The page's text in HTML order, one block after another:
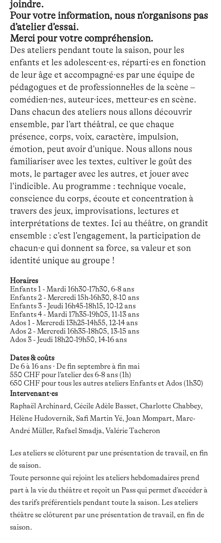
joindre.
Pour votre information, nous n’organisons pas
d’atelier d’essai.
Merci pour votre compréhension.
Des ateliers pendant toute la saison, pour les
enfants et les adolescent·es, réparti·es en fonction
de leur âge et accompagné·es par une équipe de
pédagogues et de professionnel·les de la scène –
comédien·nes, auteur·ices, metteur·es en scène.
Dans chacun des ateliers nous allons découvrir
ensemble, par l’art théâtral, ce que chaque
présence, corps, voix, caractère, impulsion,
émotion, peut avoir d’unique. Nous allons nous
familiariser avec les textes, cultiver le goût des
mots, le partager avec les autres, et jouer avec
l’indicible. Au programme : technique vocale,
conscience du corps, écoute et concentration à
travers des jeux, improvisations, lectures et
interprétations de textes. Ici au théâtre, on grandit
ensemble : c’est l’engagement, la participation de
chacun·e qui donnent sa force, sa valeur et son
identité unique au groupe !
Horaires
Enfants 1 - Mardi 16h30-17h30, 6-8 ans
Enfants 2 - Mercredi 15h-16h30, 8-10 ans
Enfants 3 - Jeudi 16h45-18h15, 10-12 ans
Enfants 4 - Mardi 17h35-19h05, 11-13 ans
Ados 1 - Mercredi 13h25-14h55, 12-14 ans
Ados 2 - Mercredi 16h35-18h05, 13-15 ans
Ados 3 - Jeudi 18h20-19h50, 14-16 ans
Dates & coûts
De 6 à 16 ans · De fin septembre à fin mai
550 CHF pour l’atelier des 6-8 ans (1h)
650 CHF pour tous les autres ateliers Enfants et Ados (1h30)
Intervenant·es
Raphaël Archinard, Cécile Adèle Basset, Charlotte Chabbey,
Hélène Hudovernik, Safi Martin Yé, Joan Mompart, Marc-
André Müller, Rafael Smadja, Valérie Tacheron
Les ateliers se clôturent par une présentation de travail, en fin
de saison.
Toute personne qui rejoint les ateliers hebdomadaires prend
part à la vie du théâtre et reçoit un Pass qui permet d’accéder à
des tarifs préférentiels pendant toute la saison. Les ateliers
théâtre se clôturent par une présentation de travail, en fin de
saison.